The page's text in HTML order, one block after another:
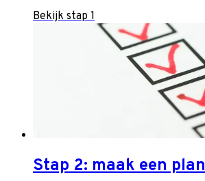
Bekijk stap 1
Stap 2: maak een plan